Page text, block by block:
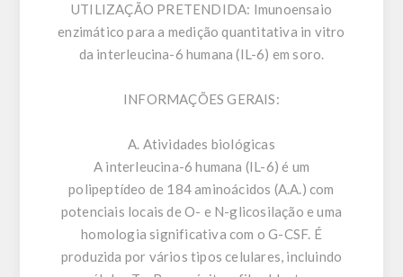
UTILIZAÇÃO PRETENDIDA: Imunoensaio
enzimático para a medição quantitativa in vitro
da interleucina-6 humana (IL-6) em soro.
INFORMAÇÕES GERAIS:
A. Atividades biológicas
A interleucina-6 humana (IL-6) é um
polipeptídeo de 184 aminoácidos (A.A.) com
potenciais locais de O- e N-glicosilação e uma
homologia significativa com o G-CSF. É
produzida por vários tipos celulares, incluindo